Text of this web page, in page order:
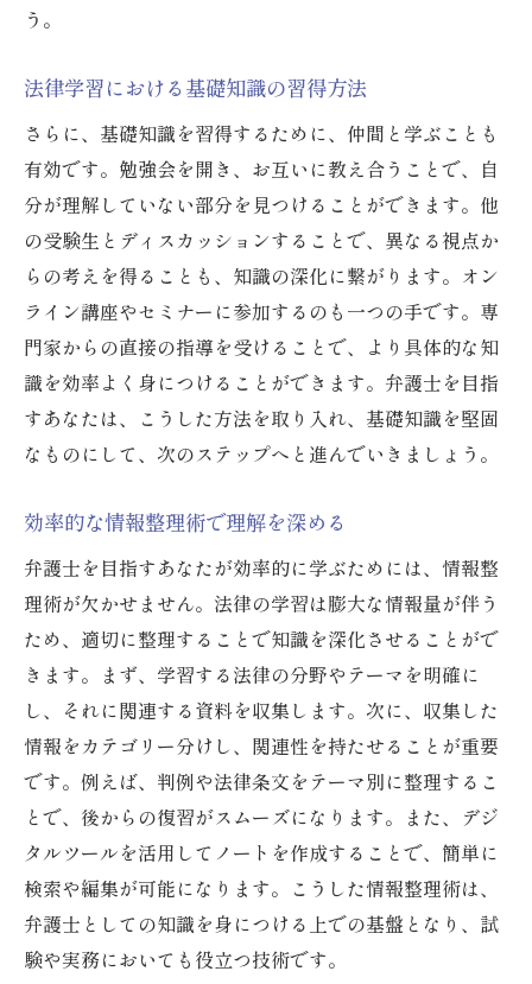
模擬試験の活用とフィードバックの重要性
時間管理術で試験時間を有効に使う
試験直前の復習方法と集中力維持法
弁護士としてのキャリアを築くための成功の心
構え
法律家としての倫理観と価値観の確立
コミュニケーション能力の向上法
継続的な自己改善の重要性
ネットワーキングのすすめとその方法
ストレス管理と自己ケアの技術
弁護士の道を切り開くために知っておくべき勉
強法
法律の変遷を追うためのリサーチ術
実務経験を活かした学び方
法律セミナーやワークショップの活用
国際法に関する知識の深め方
法律関連書籍の効果的な読み方
実践的な法律問題の解決練習
弁護士を目指す学生必見の成功への学習ステッ
プ
学業生活のバランスを取る方法
効果的なノートテイキングの技術
う。
法律学習における基礎知識の習得方法
さらに、基礎知識を習得するために、仲間と学ぶことも
有効です。勉強会を開き、お互いに教え合うことで、自
分が理解していない部分を見つけることができます。他
の受験生とディスカッションすることで、異なる視点か
らの考えを得ることも、知識の深化に繋がります。オン
ライン講座やセミナーに参加するのも一つの手です。専
門家からの直接の指導を受けることで、より具体的な知
識を効率よく身につけることができます。弁護士を目指
すあなたは、こうした方法を取り入れ、基礎知識を堅固
なものにして、次のステップへと進んでいきましょう。
効率的な情報整理術で理解を深める
弁護士を目指すあなたが効率的に学ぶためには、情報整
理術が欠かせません。法律の学習は膨大な情報量が伴う
ため、適切に整理することで知識を深化させることがで
きます。まず、学習する法律の分野やテーマを明確に
し、それに関連する資料を収集します。次に、収集した
情報をカテゴリー分けし、関連性を持たせることが重要
です。例えば、判例や法律条文をテーマ別に整理するこ
とで、後からの復習がスムーズになります。また、デジ
タルツールを活用してノートを作成することで、簡単に
検索や編集が可能になります。こうした情報整理術は、
弁護士としての知識を身につける上での基盤となり、試
験や実務においても役立つ技術です。